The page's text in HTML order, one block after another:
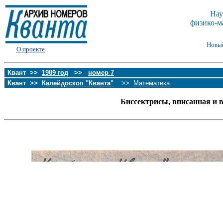
О проекте
физико-
Квант >> 1989 год >> номер 7
Квант >>
Калейдоскоп "Кванта" >> Математика
Биссектрисы, вписанная и